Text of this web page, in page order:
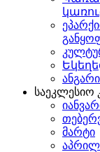
საეკლესიო
მარტი